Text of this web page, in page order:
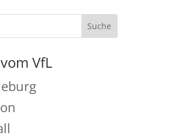
VfL